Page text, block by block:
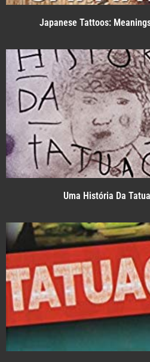
Japanese Tattoos:
Uma História Da